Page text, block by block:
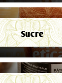
Sucre